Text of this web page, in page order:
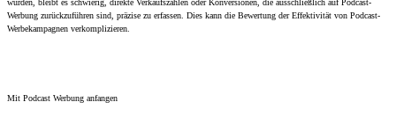
wurden, bleibt es schwierig, direkte Verkaufszahlen oder Konversionen, die ausschließlich auf Podcast-
Werbung zurückzuführen sind, präzise zu erfassen. Dies kann die Bewertung der Effektivität von Podcast-
Werbekampagnen verkomplizieren.
Mit Podcast Werbung anfangen